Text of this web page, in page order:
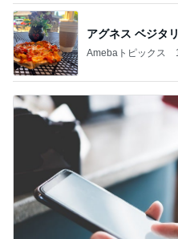
アグネス ベジタ
Amebaトピックス